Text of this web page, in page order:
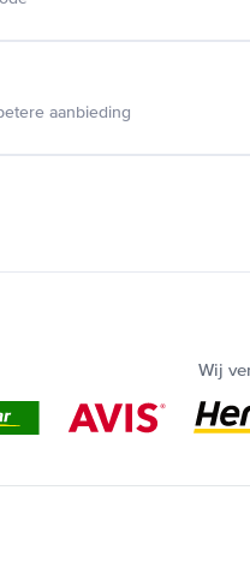
aanbieding
Wij